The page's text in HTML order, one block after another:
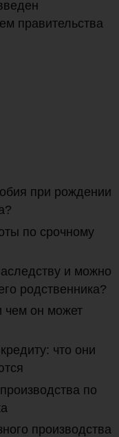
правительства
при рождении
по срочному
и можно
родственника?
чем он может
что они
по
производства